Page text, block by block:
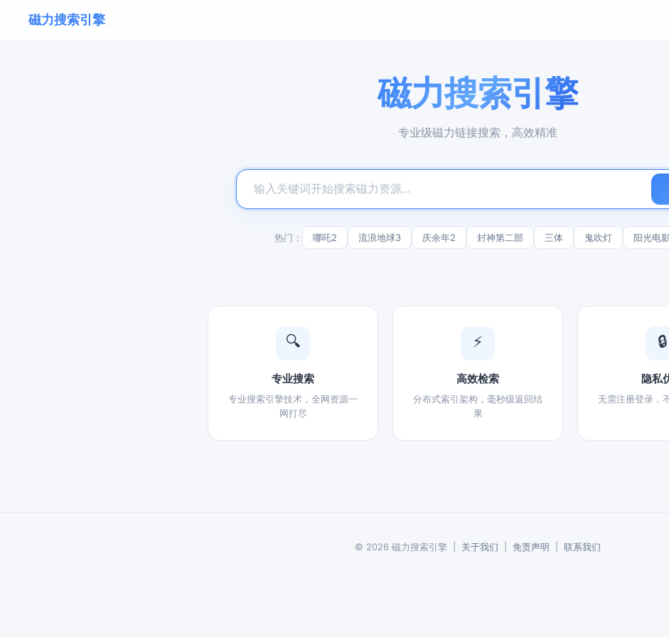
磁力搜索引擎
磁力搜索引擎
专业级磁力链接搜索，高效精准
热门： 哪吒2 流浪地球3 庆余年2 封神第二部 三体 鬼吹灯 阳光电影
🔍
专业搜索
专业搜索引擎技术，全网资源一
网打尽
⚡
高效检索
分布式索引架构，毫秒级返回结
果
🔒
隐私
无需注册登录，
© 2026 磁力搜索引擎 | 关于我们 免责声明 联系我们